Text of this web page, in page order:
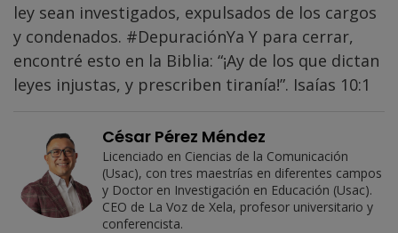
ley sean investigados, expulsados de los cargos
y condenados. #DepuraciónYa Y para cerrar,
encontré esto en la Biblia: “¡Ay de los que dictan
leyes injustas, y prescriben tiranía!”. Isaías 10:1
César Pérez Méndez
Licenciado en Ciencias de la Comunicación
(Usac), con tres maestrías en diferentes campos
y Doctor en Investigación en Educación (Usac).
CEO de La Voz de Xela, profesor universitario y
conferencista.